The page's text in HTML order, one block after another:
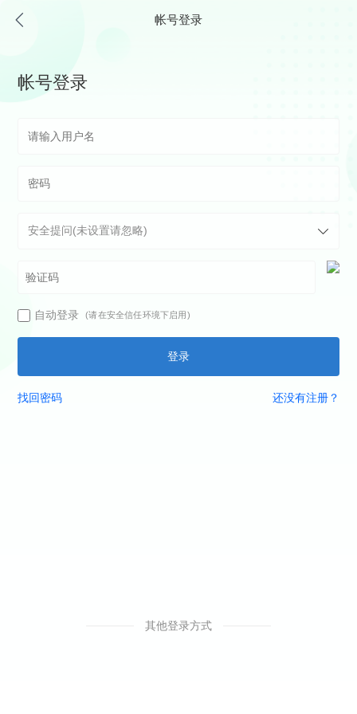
帐号登录
帐号登录
自动登录 (请在安全信任环境下启用)
登录
找回密码 还没有注册？
其他登录方式